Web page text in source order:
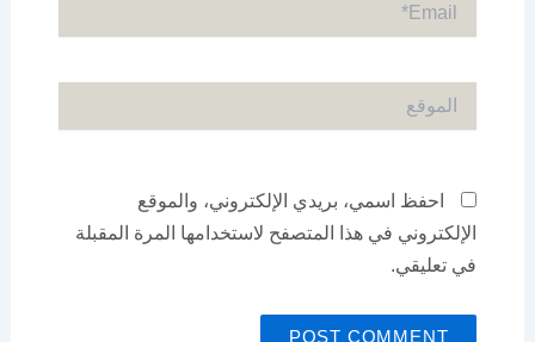
احفظ اسمي، بريدي الإلكتروني، والموقع
الإلكتروني في هذا المتصفح لاستخدامها المرة المقبلة
في تعليقي.